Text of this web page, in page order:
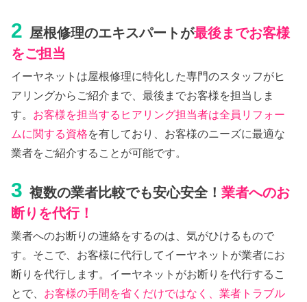
2 屋根修理のエキスパートが最後までお客様
をご担当
イーヤネットは屋根修理に特化した専門のスタッフがヒ
アリングからご紹介まで、最後までお客様を担当しま
す。 お客様を担当するヒアリング担当者は全員リフォー
ムに関する資格を有しており、お客様のニーズに最適な
業者をご紹介することが可能です。
3 複数の業者比較でも安心安全！業者へのお
断りを代行！
業者へのお断りの連絡をするのは、気がひけるもので
す。そこで、お客様に代行してイーヤネットが業者にお
断りを代行します。イーヤネットがお断りを代行するこ
とで、 お客様の手間を省くだけではなく、業者トラブル